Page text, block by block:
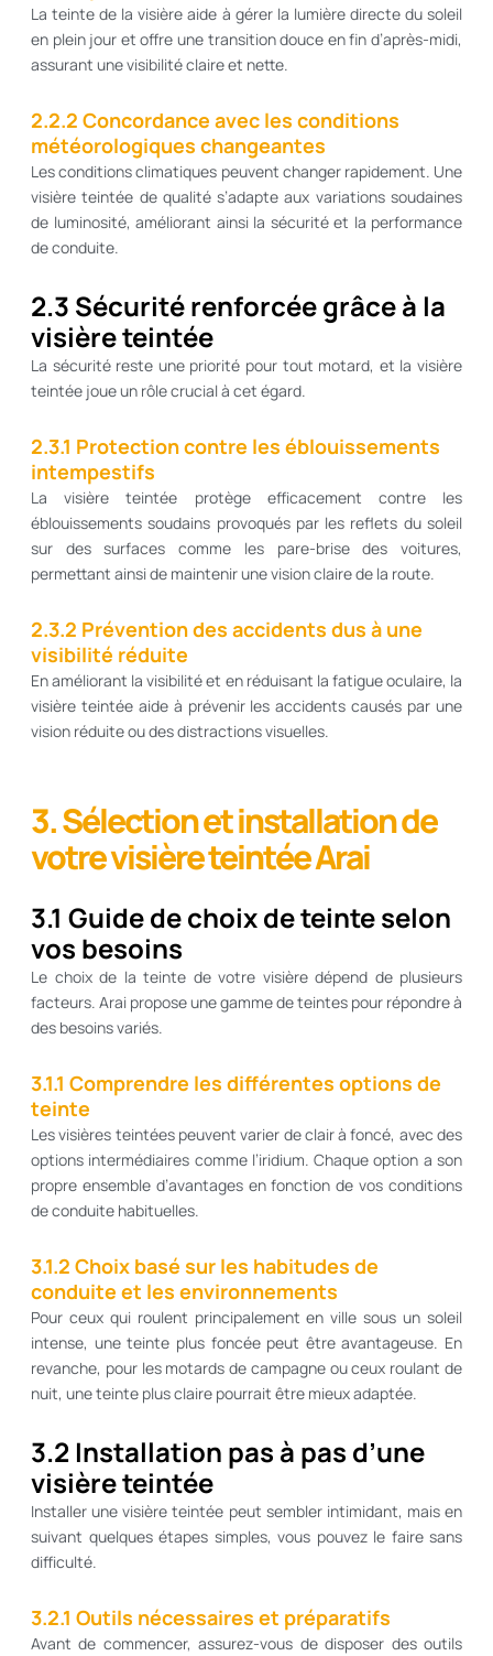
La teinte de la visière aide à gérer la lumière directe du soleil
en plein jour et offre une transition douce en fin d’après-midi,
assurant une visibilité claire et nette.
2.2.2 Concordance avec les conditions
météorologiques changeantes
Les conditions climatiques peuvent changer rapidement. Une
visière teintée de qualité s’adapte aux variations soudaines
de luminosité, améliorant ainsi la sécurité et la performance
de conduite.
2.3 Sécurité renforcée grâce à la
visière teintée
La sécurité reste une priorité pour tout motard, et la visière
teintée joue un rôle crucial à cet égard.
2.3.1 Protection contre les éblouissements
intempestifs
La visière teintée protège efficacement contre les
éblouissements soudains provoqués par les reflets du soleil
sur des surfaces comme les pare-brise des voitures,
permettant ainsi de maintenir une vision claire de la route.
2.3.2 Prévention des accidents dus à une
visibilité réduite
En améliorant la visibilité et en réduisant la fatigue oculaire, la
visière teintée aide à prévenir les accidents causés par une
vision réduite ou des distractions visuelles.
3. Sélection et installation de
votre visière teintée Arai
3.1 Guide de choix de teinte selon
vos besoins
Le choix de la teinte de votre visière dépend de plusieurs
facteurs. Arai propose une gamme de teintes pour répondre à
des besoins variés.
3.1.1 Comprendre les différentes options de
teinte
Les visières teintées peuvent varier de clair à foncé, avec des
options intermédiaires comme l’iridium. Chaque option a son
propre ensemble d’avantages en fonction de vos conditions
de conduite habituelles.
3.1.2 Choix basé sur les habitudes de
conduite et les environnements
Pour ceux qui roulent principalement en ville sous un soleil
intense, une teinte plus foncée peut être avantageuse. En
revanche, pour les motards de campagne ou ceux roulant de
nuit, une teinte plus claire pourrait être mieux adaptée.
3.2 Installation pas à pas d’une
visière teintée
Installer une visière teintée peut sembler intimidant, mais en
suivant quelques étapes simples, vous pouvez le faire sans
difficulté.
3.2.1 Outils nécessaires et préparatifs
Avant de commencer, assurez-vous de disposer des outils